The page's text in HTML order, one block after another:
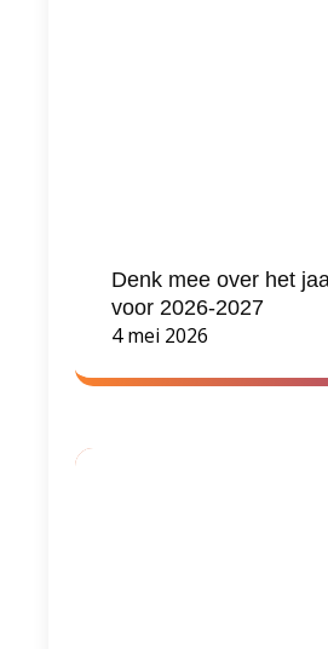
Denk mee over het
voor 2026-2027
4 mei 2026